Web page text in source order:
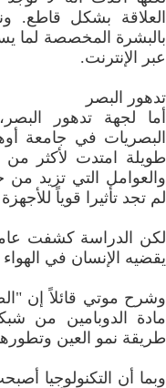
العلاقة بشكل قاطع.
بالبشرة المخصصة لما
عبر الإنترنت.
تدهور البصر
أما لجهة تدهور
البصريات في جامعة
والعوامل التي تزيد من
لم تجد تأثيرا قوياً
لكن الدراسة كشفت
يقضيه الإنسان في
وشرح موتي قائلاً إن
مادة الدوبامين من
طريقة نمو العين
وبما أن التكنولوجيا